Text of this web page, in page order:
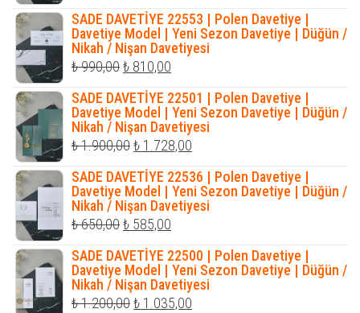
fiyat:
₺ 990,00.fiyat:
₺ 810,00.
SADE DAVETİYE 22553 | Polen Davetiye |
Davetiye Model | Yeni Sezon Davetiye | Düğün /
Nikah / Nişan Davetiyesi
₺990,00Orijinal
fiyat:
₺ 990,00.
₺ 810,00
fiyat:
₺ 810,00.
SADE DAVETİYE 22501 | Polen Davetiye |
Davetiye Model | Yeni Sezon Davetiye | Düğün /
Nikah / Nişan Davetiyesi
₺1.900,00Orijinal
fiyat:
₺ 1.900,00.
₺ 1.728,00
fiyat:
₺ 1.728,00.
SADE DAVETİYE 22536 | Polen Davetiye |
Davetiye Model | Yeni Sezon Davetiye | Düğün /
Nikah / Nişan Davetiyesi
₺650,00Orijinal
fiyat:
₺ 650,00.
₺ 585,00
fiyat:
₺ 585,00.
SADE DAVETİYE 22500 | Polen Davetiye |
Davetiye Model | Yeni Sezon Davetiye | Düğün /
Nikah / Nişan Davetiyesi
₺1.200,00Orijinal
₺ 1.035,00